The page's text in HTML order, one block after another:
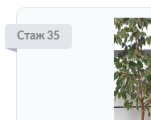
Стаж 35